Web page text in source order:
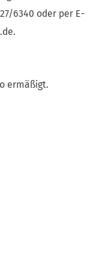
6340 oder per E-
de.
ermäßigt.